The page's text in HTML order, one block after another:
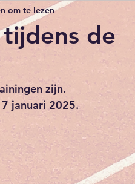
de
om te lezen
zijn.
januari 2025.